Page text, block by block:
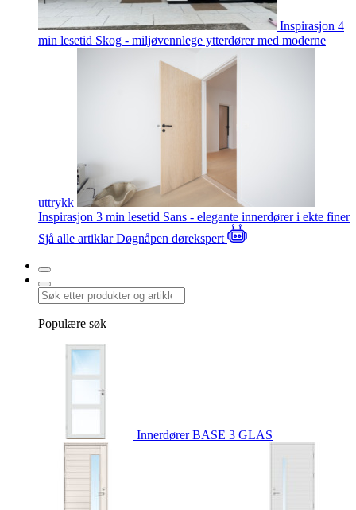
Inspirasjon 4
min lesetid Skog - miljøvennlege ytterdører med moderne
uttrykk
Inspirasjon 3 min lesetid Sans - elegante innerdører i ekte finer
Sjå alle artiklarDøgnåpen dørekspert
Populære søk
InnerdørerBASE 3 GLAS